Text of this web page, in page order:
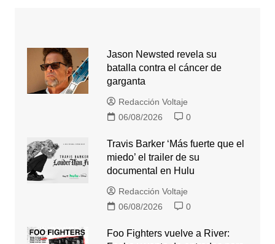
Jason Newsted revela su
batalla contra el cáncer de
garganta
Redacción Voltaje
06/08/2026
0
Travis Barker ‘Más fuerte que el
miedo’ el trailer de su
documental en Hulu
Redacción Voltaje
06/08/2026
0
Foo Fighters vuelve a River: